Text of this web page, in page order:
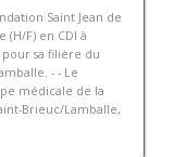
Saint Jean de
F) en CDI à
sa filière du
- - Le
médicale de la
Brieuc/Lamballe,